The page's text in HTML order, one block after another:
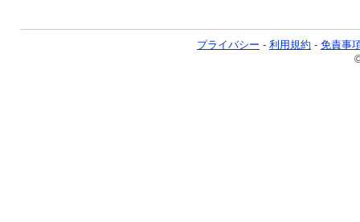
プライバシー - 利用規約 - 免責事